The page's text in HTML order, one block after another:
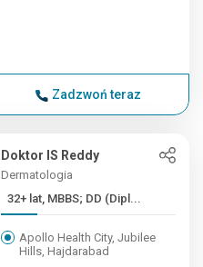
Zadzwoń teraz
Doktor IS Reddy
Dermatologia
32+ lat, MBBS; DD (Dipl...
Apollo Health City, Jubilee
Hills, Hajdarabad